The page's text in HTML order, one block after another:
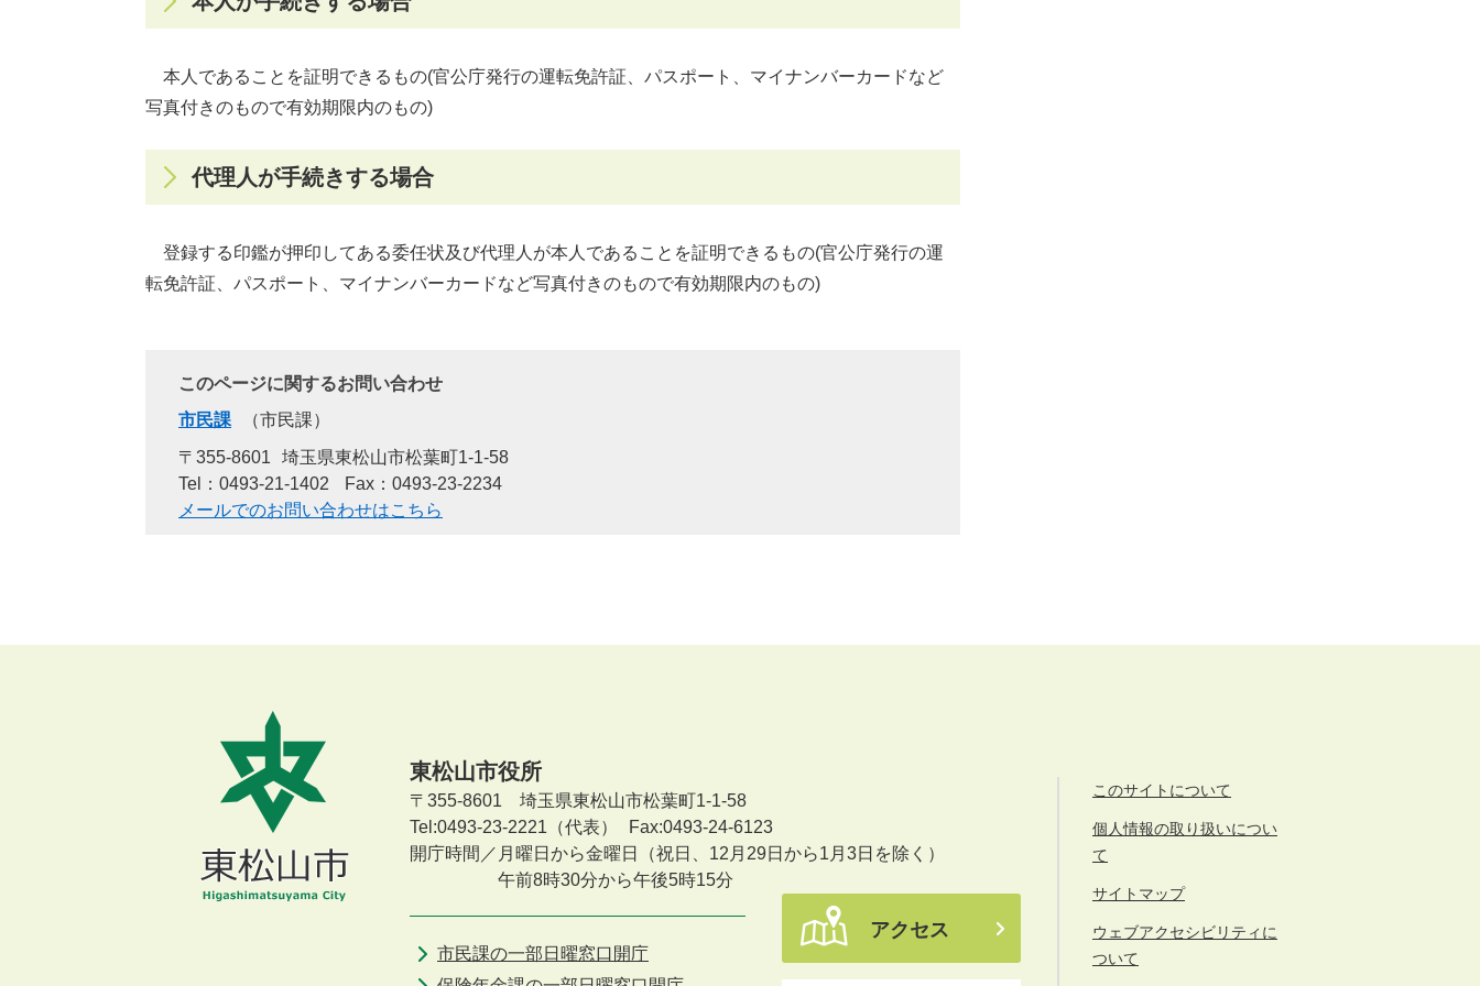
本人であることを証明できるもの(官公庁発行の運転免許証、パスポート、マイナンバーカードなど
写真付きのもので有効期限内のもの)
代理人が手続きする場合
登録する印鑑が押印してある委任状及び代理人が本人であることを証明できるもの(官公庁発行の運
転免許証、パスポート、マイナンバーカードなど写真付きのもので有効期限内のもの)
このページに関するお問い合わせ
市民課
市民課
〒355-8601
埼玉県東松山市松葉町1-1-58
Tel：0493-21-1402
Fax：0493-23-2234
メールでのお問い合わせはこちら
東松山市役所
〒355-8601 埼玉県東松山市松葉町1-1-58
Tel:0493-23-2221（代表）
Fax:0493-24-6123
開庁時間／月曜日から金曜日
（祝日、12月29日から1月3日を除く）
午前8時30分から午後5時15分
市民課の一部日曜窓口開庁
アクセス
このサイトについて
個人情報の取り扱いについ
て
サイトマップ
ウェブアクセシビリティに
ついて